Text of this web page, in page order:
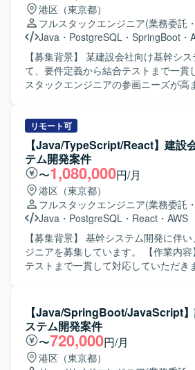
き、フルスタックエンジニアとしてス
けます。 【開発環境】 バックエンド：
Java（Springboot）、フロントエンド
TypeScript（vue.js）、インフラ：
いた開発環境です。
港区（東京都）
フルスタックエンジニア(業務委託
Java ・ PostgreSQL ・ SpringBoot ・
【募集背景】 某建設会社向け基幹シ
て、要件定義から結合テストまで一貫
スタックエンジニアの参画ニーズが高
をご担当いただきます。バックエンド
両方に携わり、システム全体を見通し
だきます。 【求める人物像】 前向きに業務へ取り組み、キ
ャッチアップや技術向上に積極的な方
関係者と連携しながら主体的に動ける
ションです。 【ポジションの魅力】 基幹システム開発にお
いて要件定義から結合テストまで一貫
きるため、上流から下流まで幅広い工
バックエンドとフロントエンドの両
ルスタックエンジニアとしてのスキル
だけます。 【開発環境】 バックエンドは
環境で開発を行います。
リモート可
【Java/TypeScript/React】建設
テム開発案件
〜1,080,000円/月
港区（東京都）
フルスタックエンジニア(業務委託
Java ・ PostgreSQL ・ React ・ AWS
【募集背景】 基幹システム開発に伴
ジニアを募集しています。 【作業内容】 要件定義から結合
テストまで一貫して対応していただき
める方を求めています。 【ポジションの魅力】 要件定義か
ら結合テストまで、システム開発の一
とができます。 【開発環境】 バックエンドは
Java（SpringBoot）、フロントエンドは
TypeScript（React）、インフラは
【Java/SpringBoot/JavaScript
ステム開発案件
〜720,000円/月
港区（東京都）